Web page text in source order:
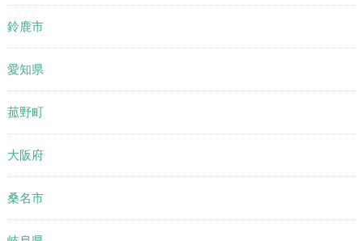
鈴鹿市
愛知県
菰野町
大阪府
桑名市